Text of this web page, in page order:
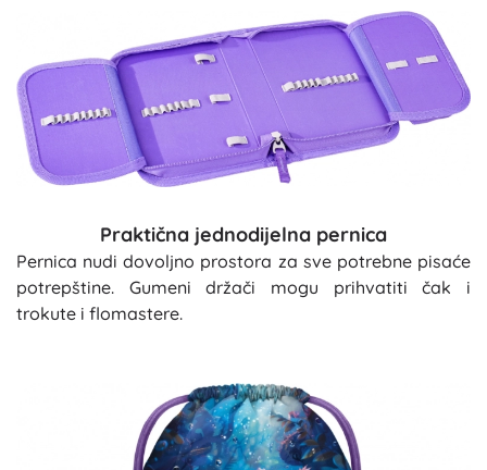
Praktična jednodijelna pernica
Pernica nudi dovoljno prostora za sve potrebne pisaće
potrepštine. Gumeni držači mogu prihvatiti čak i
trokute i flomastere.